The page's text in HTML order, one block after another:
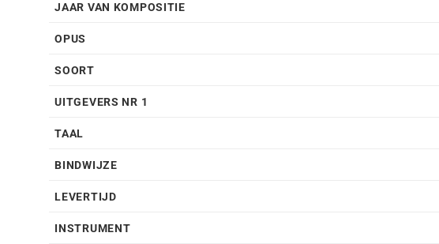
JAAR VAN KOMPOSITIE
OPUS
SOORT
UITGEVERS NR 1
TAAL
BINDWIJZE
LEVERTIJD
INSTRUMENT